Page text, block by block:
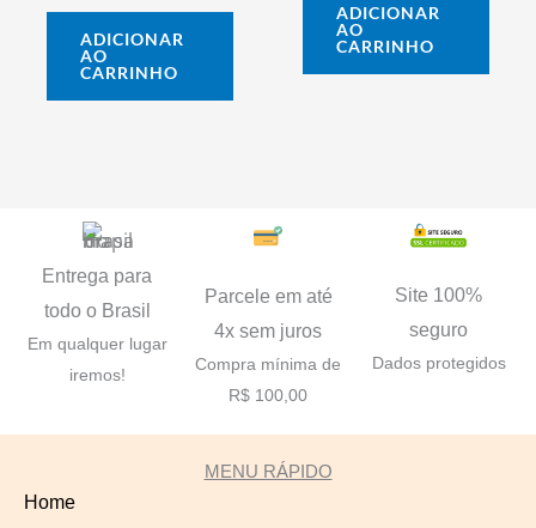
ADICIONAR
AO
CARRINHO
ADICIONAR
AO
CARRINHO
Entrega para
todo o Brasil
Em qualquer lugar
iremos!
Parcele em até
4x sem juros
Compra mínima de
R$ 100,00
Site 100%
seguro
Dados protegidos
MENU RÁPIDO
Home